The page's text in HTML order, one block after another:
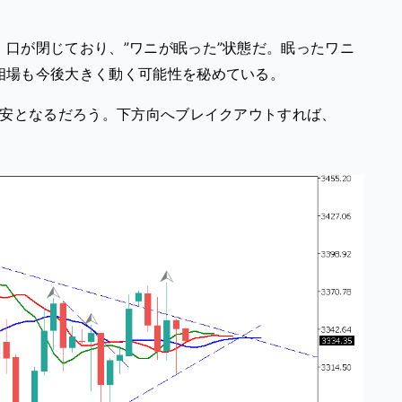
が閉じており、”ワニが眠った”状態だ。眠ったワニ
も今後大きく動く可能性を秘めている。
なるだろう。下方向へブレイクアウトすれば、